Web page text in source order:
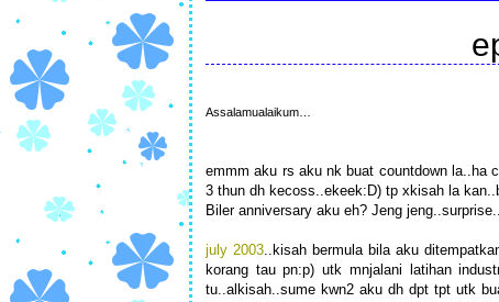
Assalamualaikum…
emmm aku rs aku nk buat countdown la..ha
3 thun dh kecoss..ekeek:D) tp xkisah la
Biler anniversary aku eh? Jeng
july 2003..kisah bermula bila aku
korang tau pn:p) utk mnjalani latihan
tu..alkisah..sume kwn2 aku dh dpt tpt utk